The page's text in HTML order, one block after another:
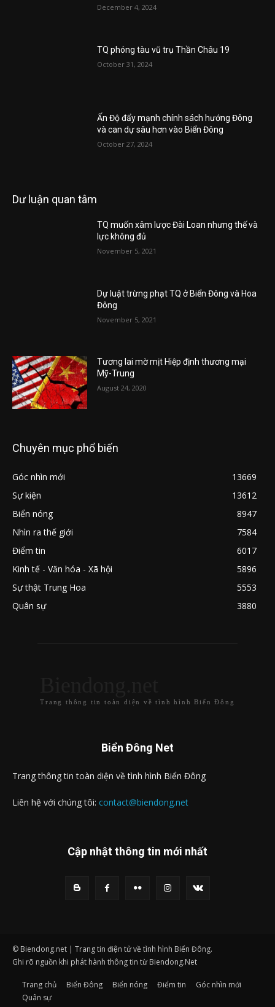
December 4, 2024
TQ phóng tàu vũ trụ Thần Châu 19
October 31, 2024
Ấn Độ đẩy mạnh chính sách hướng Đông
và can dự sâu hơn vào Biển Đông
October 27, 2024
Dư luận quan tâm
TQ muốn xâm lược Đài Loan nhưng thế và
lực không đủ
November 5, 2021
Dự luật trừng phạt TQ ở Biển Đông và Hoa
Đông
November 5, 2021
Tương lai mờ mịt Hiệp định thương mại
Mỹ-Trung
August 24, 2020
Chuyên mục phổ biến
Góc nhìn mới
13669
Sự kiện
13612
Biển nóng
8947
Nhìn ra thế giới
7584
Điểm tin
6017
Kinh tế - Văn hóa - Xã hội
5896
Sự thật Trung Hoa
5553
Quân sự
3880
Trang thông tin toàn diện về tình hình Biển Đông
Biển Đông Net
Trang thông tin toàn diện về tình hình Biển Đông
Liên hệ với chúng tôi: contact@biendong.net
Cập nhật thông tin mới nhất
© Biendong.net | Trang tin điện tử về tình hình Biển Đông.
Ghi rõ nguồn khi phát hành thông tin từ Biendong.Net
Trang chủ Biển Đông Biển nóng Điểm tin
Góc nhìn mới
Quân sự